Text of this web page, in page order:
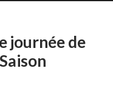
journée de